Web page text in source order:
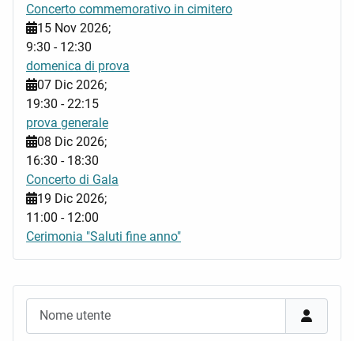
Concerto commemorativo in cimitero
15 Nov 2026;
9:30 - 12:30
domenica di prova
07 Dic 2026;
19:30 -22:15
prova generale
08 Dic 2026;
16:30 - 18:30
Concerto di Gala
19 Dic 2026;
11:00 - 12:00
Cerimonia "Saluti fine anno"